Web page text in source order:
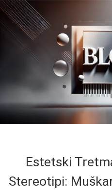
Estetski
Stereotipi: